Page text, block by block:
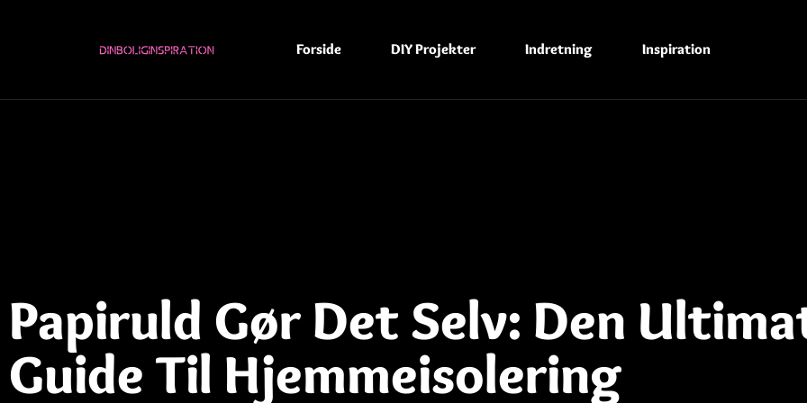
Forside DIY Projekter Indretning Inspiration
Papiruld Gør Det Selv: Den
Guide Til Hjemmeisolering